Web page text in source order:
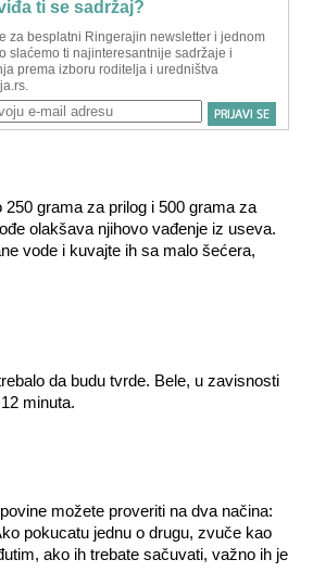
grama za prilog i 500 grama za
olakšava njihovo vađenje iz useva.
vode i kuvajte ih sa malo šećera,
da budu tvrde. Bele, u zavisnosti
minuta.
možete proveriti na dva načina:
pokucatu jednu o drugu, zvuče kao
ako ih trebate sačuvati, važno ih je